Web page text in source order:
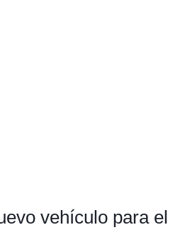
vehículo para el